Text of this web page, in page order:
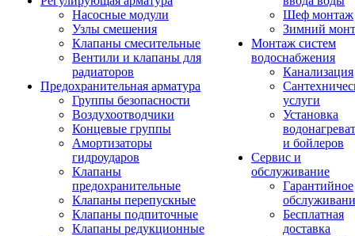
Насосные модули
Узлы смешения
Клапаны смесительные
Вентили и клапаны для
радиаторов
Предохранительная арматура
Группы безопасности
Воздухоотводчики
Концевые группы
Амортизаторы
гидроударов
Клапаны
предохранительные
Клапаны перепускные
Клапаны подпиточные
Клапаны редукционные
Шеф монтаж
Зимний
Монтаж систем
водоснабжения
Канализация
услуги
Установка
и бойлеров
Сервис и
обслуживание
Гарантийное
Бесплатная
доставка